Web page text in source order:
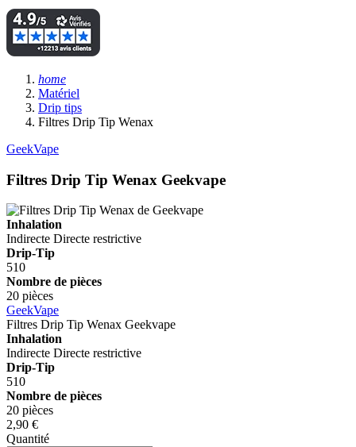
home
Matériel
Drip tips
Filtres Drip Tip Wenax
GeekVape
Filtres Drip Tip Wenax Geekvape
Inhalation
Indirecte Directe restrictive
Drip-Tip
510
Nombre de pièces
20 pièces
GeekVape
Filtres Drip Tip Wenax Geekvape
Inhalation
Indirecte Directe restrictive
Drip-Tip
510
Nombre de pièces
20 pièces
2,90 €
Quantité